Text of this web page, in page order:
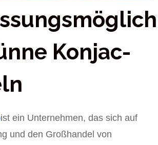
Konjac-
ist ein Unternehmen, das sich auf
und den Großhandel von